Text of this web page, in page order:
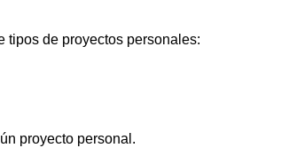
tipos de proyectos personales:
proyecto personal.